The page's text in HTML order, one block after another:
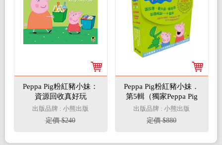
Peppa Pig粉紅豬小妹：
資源回收真好玩
出版品牌 : 小熊出版
定價 $240
Peppa Pig粉紅豬小妹．
第5輯（獨家Peppa Pig
摺紙遊戲+四冊中英雙
語套書+中英雙語
DVD）
出版品牌 : 小熊出版
定價 $880